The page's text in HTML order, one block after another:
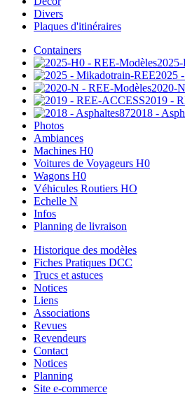
Divers
Plaques d'itinéraires
Containers
2025
2020-
2019 -
2018 -
Photos
Ambiances
Machines H0
Voitures de Voyageurs H0
Wagons H0
Véhicules Routiers HO
Echelle N
Infos
Planning de livraison
Historique des modèles
Fiches Pratiques DCC
Trucs et astuces
Notices
Liens
Associations
Revues
Revendeurs
Contact
Notices
Planning
Site e-commerce